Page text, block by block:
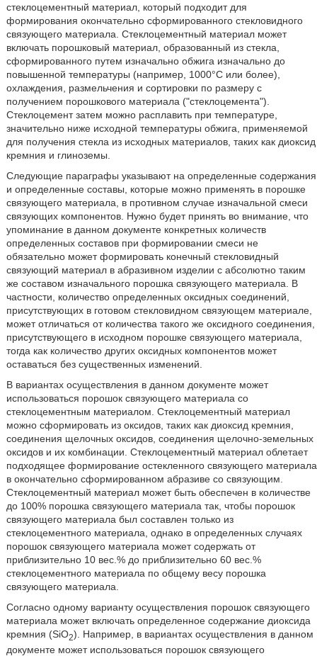
стеклоцементный материал, который подходит для
формирования окончательно сформированного стекловидного
связующего материала. Стеклоцементный материал может
включать порошковый материал, образованный из стекла,
сформированного путем изначально обжига изначально до
повышенной температуры (например, 1000°С или более),
охлаждения, размельчения и сортировки по размеру с
получением порошкового материала ("стеклоцемента").
Стеклоцемент затем можно расплавить при температуре,
значительно ниже исходной температуры обжига, применяемой
для получения стекла из исходных материалов, таких как диоксид
кремния и глиноземы.
Следующие параграфы указывают на определенные содержания
и определенные составы, которые можно применять в порошке
связующего материала, в противном случае изначальной смеси
связующих компонентов. Нужно будет принять во внимание, что
упоминание в данном документе конкретных количеств
определенных составов при формировании смеси не
обязательно может формировать конечный стекловидный
связующий материал в абразивном изделии с абсолютно таким
же составом изначального порошка связующего материала. В
частности, количество определенных оксидных соединений,
присутствующих в готовом стекловидном связующем материале,
может отличаться от количества такого же оксидного соединения,
присутствующего в исходном порошке связующего материала,
тогда как количество других оксидных компонентов может
оставаться без существенных изменений.
В вариантах осуществления в данном документе может
использоваться порошок связующего материала со
стеклоцементным материалом. Стеклоцементный материал
можно сформировать из оксидов, таких как диоксид кремния,
соединения щелочных оксидов, соединения щелочно-земельных
оксидов и их комбинации. Стеклоцементный материал облетает
подходящее формирование остекленного связующего материала
в окончательно сформированном абразиве со связующим.
Стеклоцементный материал может быть обеспечен в количестве
до 100% порошка связующего материала так, чтобы порошок
связующего материала был составлен только из
стеклоцементного материала, однако в определенных случаях
порошок связующего материала может содержать от
приблизительно 10 вес.% до приблизительно 60 вес.%
стеклоцементного материала по общему весу порошка
связующего материала.
Согласно одному варианту осуществления порошок связующего
материала может включать определенное содержание диоксида
кремния (SiO2). Например, в вариантах осуществления в данном
документе может использоваться порошок связующего